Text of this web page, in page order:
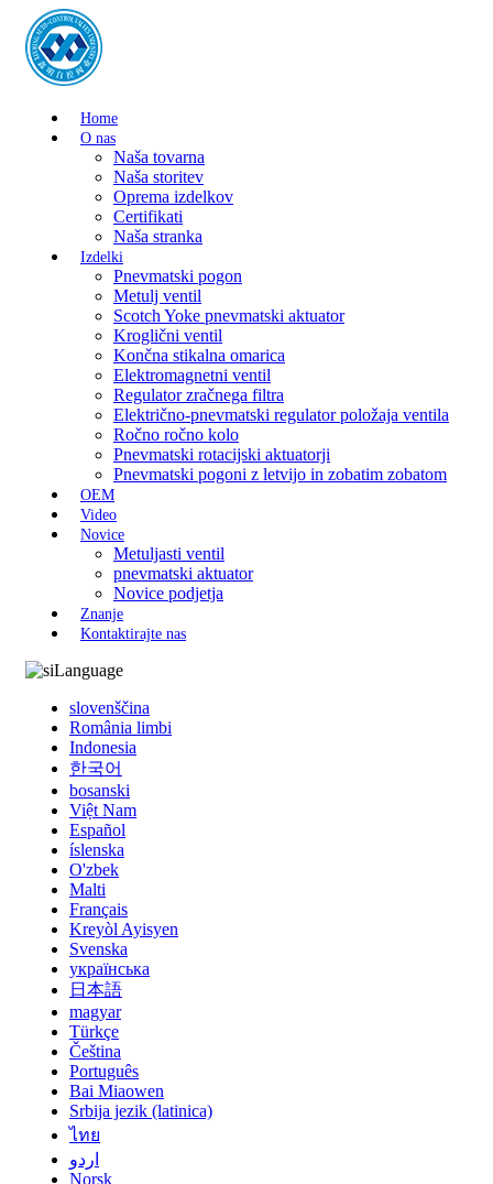
Home
O nas
Naša tovarna
Naša storitev
Oprema izdelkov
Certifikati
Naša stranka
Izdelki
Pnevmatski pogon
Metulj ventil
Scotch Yoke pnevmatski aktuator
Kroglični ventil
Končna stikalna omarica
Elektromagnetni ventil
Regulator zračnega filtra
Električno-pnevmatski regulator položaja ventila
Ročno ročno kolo
Pnevmatski rotacijski aktuatorji
Pnevmatski pogoni z letvijo in zobatim zobatom
OEM
Video
Novice
Metuljasti ventil
pnevmatski aktuator
Novice podjetja
Znanje
Kontaktirajte nas
Language
slovenščina
România limbi
Indonesia
한국어
bosanski
Việt Nam
Español
íslenska
O'zbek
Malti
Français
Kreyòl Ayisyen
Svenska
українська
日本語
magyar
Türkçe
Čeština
Português
Bai Miaowen
Srbija jezik (latinica)
ไทย
اردو
Norsk